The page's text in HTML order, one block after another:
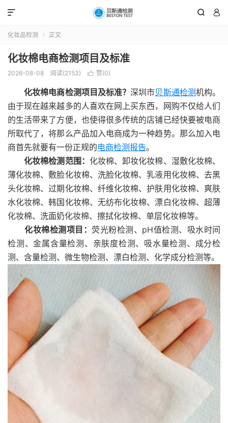
 

化妆品检测  正文
化妆棉电商检测项目及标准
2026-08-08 阅读(2153)  赞(0)
化妆棉电商检测项目及标准？深圳市贝斯通检测机构。
由于现在越来越多的人喜欢在网上买东西，网购不仅给人们
的生活带来了方便，也使得很多传统的店铺已经快要被电商
所取代了，将那么产品加入电商成为一种趋势。那么加入电
商首先就要有一份正规的电商检测报告。
化妆棉检测范围： 化妆棉、卸妆化妆棉、湿敷化妆棉、
薄化妆棉、敷脸化妆棉、洗脸化妆棉、乳液用化妆棉、去黑
头化妆棉、过期化妆棉、纤维化妆棉、护肤用化妆棉、爽肤
水化妆棉、韩国化妆棉、无纺布化妆棉、漂白化妆棉、超薄
化妆棉、洗面奶化妆棉、擦拭化妆棉、单层化妆棉等。
化妆棉检测项目： 荧光粉检测、pH值检测、吸水时间
检测、金属含量检测、亲肤度检测、吸水量检测、成分检
测、含量检测、微生物检测、漂白检测、化学成分检测等。